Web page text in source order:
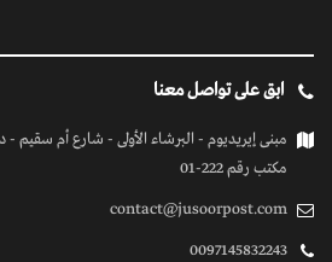
ابق على تواصل معنا
مبنى إيريديوم - البرشاء الأولى - شارع أم سقيم -
مكتب رقم 222-01
contact@jusoorpost.com
0097145832243